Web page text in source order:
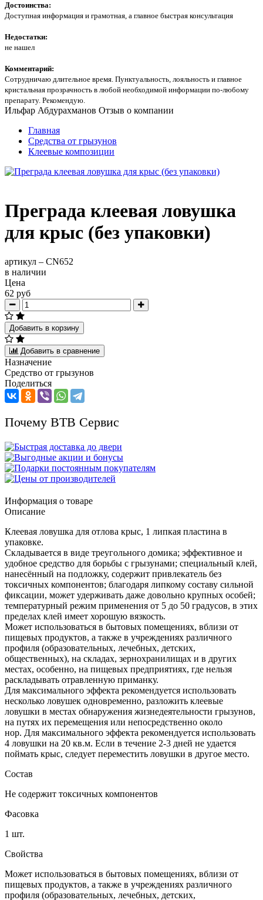
Достоинства:
Доступная информация и грамотная, а главное быстрая консультация
Недостатки:
не нашел
Комментарий:
Сотрудничаю длительное время. Пунктуальность, лояльность и главное
кристальная прозрачность в любой необходимой информации по-любому
препарату. Рекомендую.
Ильфар Абдурахманов Отзыв о компании
Главная
Средства от грызунов
Клеевые композиции
Преграда клеевая ловушка
для крыс (без упаковки)
артикул – CN652
в наличии
Цена
62 руб
Добавить в корзину
Добавить в сравнение
Назначение
Средство от грызунов
Поделиться
Почему ВТВ Сервис
Информация о товаре
Описание
Клеевая ловушка для отлова крыс, 1 липкая пластина в
упаковке.
Складывается в виде треугольного домика; эффективное и
удобное средство для борьбы с грызунами; специальный клей,
нанесённый на подложку, содержит привлекатель без
токсичных компонентов; благодаря липкому составу сильной
фиксации, может удерживать даже довольно крупных особей;
температурный режим применения от 5 до 50 градусов, в этих
пределах клей имеет хорошую вязкость.
Может использоваться в бытовых помещениях, вблизи от
пищевых продуктов, а также в учреждениях различного
профиля (образовательных, лечебных, детских,
общественных), на складах, зернохранилищах и в других
местах, особенно, на пищевых предприятиях, где нельзя
раскладывать отравленную приманку.
Для максимального эффекта рекомендуется использовать
несколько ловушек одновременно, разложить клеевые
ловушки в местах обнаружения жизнедеятельности грызунов,
на путях их перемещения или непосредственно около
нор. Для максимального эффекта рекомендуется использовать
4 ловушки на 20 кв.м. Если в течение 2-3 дней не удается
поймать крыс, следует переместить ловушки в другое место.
Состав
Не содержит токсичных компонентов
Фасовка
1 шт.
Свойства
Может использоваться в бытовых помещениях, вблизи от
пищевых продуктов, а также в учреждениях различного
профиля (образовательных, лечебных, детских,